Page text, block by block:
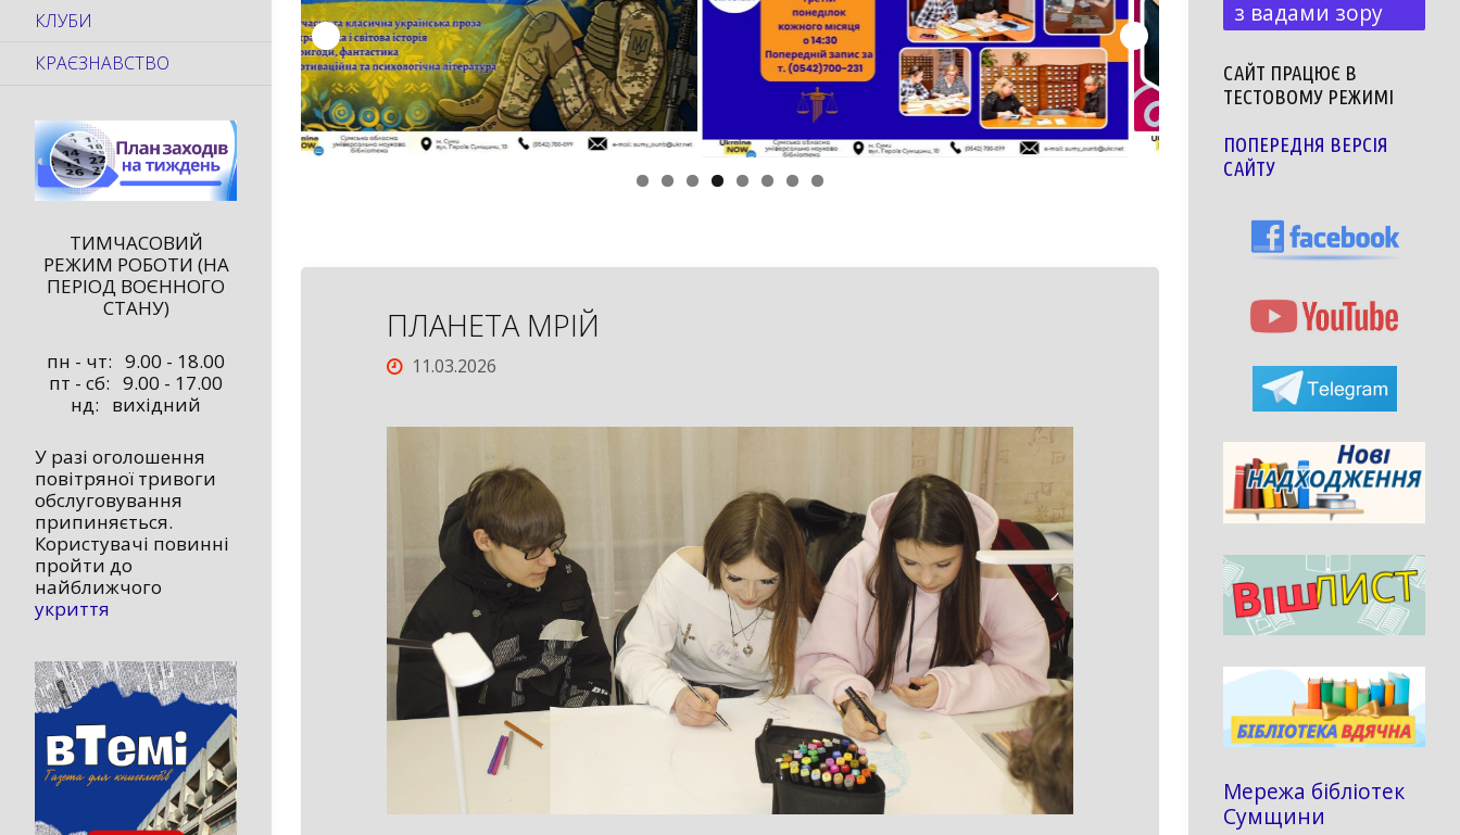
ПЛАНЕТА МРІЙ
11.03.2026
КЛУБИ
КРАЄЗНАВСТВО
ТИМЧАСОВИЙ
РЕЖИМ РОБОТИ (НА
ПЕРІОД ВОЄННОГО
СТАНУ)
пн - чт: 9.00 - 18.00
пт - сб: 9.00 - 17.00
нд: вихідний
У разі оголошення
повітряної тривоги
обслуговування
припиняється.
Користувачі повинні
пройти до
найближчого
укриття
з вадами зору
САЙТ ПРАЦЮЄ В
ТЕСТОВОМУ РЕЖИМІ
ПОПЕРЕДНЯ ВЕРСІЯ
САЙТУ
Мережа бібліотек
Сумщини